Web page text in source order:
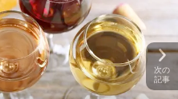
次の
記事